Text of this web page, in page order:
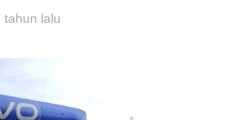
tahun lalu